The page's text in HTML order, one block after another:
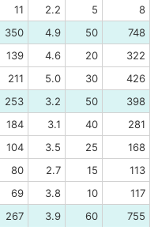
11 2.2 5
8
350 4.9 50
748
139 4.6 20
322
211 5.0 30
426
253 3.2 50
398
184 3.1 40
281
104 3.5 25
168
80 2.7 15
113
69 3.8 10
117
267 3.9 60
755